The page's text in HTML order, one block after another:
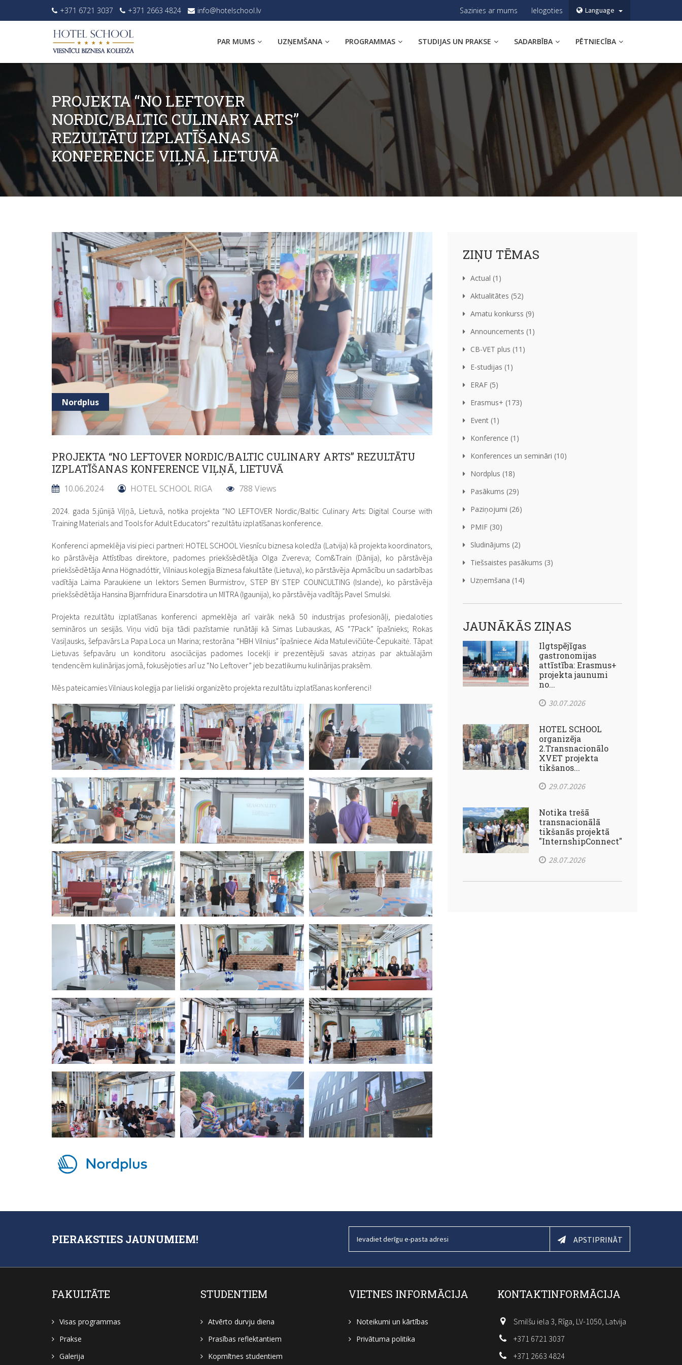
+371 6721 3037 +371 2663 4824 info@hotelschool.lv Language
Sazinies ar mums Ielogoties
PAR MUMS UZŅEMŠANA PROGRAMMAS STUDIJAS UN PRAKSE SADARBĪBA PĒTNIECĪBA
PROJEKTA “NO LEFTOVER
NORDIC/BALTIC CULINARY ARTS”
REZULTĀTU IZPLATĪŠANAS
KONFERENCE VIĻŅĀ, LIETUVĀ
Nordplus
PROJEKTA “NO LEFTOVER NORDIC/BALTIC CULINARY ARTS” REZULTĀTU
IZPLATĪŠANAS KONFERENCE VIĻŅĀ, LIETUVĀ
10.06.2024 HOTEL SCHOOL RIGA 788 Views
2024. gada 5.jūnijā Viļņā, Lietuvā, notika projekta “NO LEFTOVER Nordic/Baltic Culinary Arts: Digital Course with
Training Materials and Tools for Adult Educators” rezultātu izplatīšanas konference.
Konferenci apmeklēja visi pieci partneri: HOTEL SCHOOL Viesnīcu biznesa koledža (Latvija) kā projekta koordinators,
ko pārstāvēja Attīstības direktore, padomes priekšsēdētāja Olga Zvereva; Com&Train (Dānija), ko pārstāvēja
priekšsēdētāja Anna Högnadóttir, Vilniaus kolegija Biznesa fakultāte (Lietuva), ko pārstāvēja Apmācību un sadarbības
vadītāja Laima Paraukiene un lektors Semen Burmistrov, STEP BY STEP COUNCULTING (Islande), ko pārstāvēja
priekšsēdētāja Hansina Bjarnfridura Einarsdotira un MITRA (Igaunija), ko pārstāvēja vadītājs Pavel Smulski.
Projekta rezultātu izplatīšanas konferenci apmeklēja arī vairāk nekā 50 industrijas profesionāļi, piedaloties
semināros un sesijās. Viņu vidū bija tādi pazīstamie runātāji kā Simas Lubauskas, AS “7Pack” īpašnieks; Rokas
Vasiļausks, šefpavārs La Papa Loca un Marina; restorāna “HBH Vilnius” īpašniece Aida Matulevičiūte-Čepukaitė. Tāpat
Lietuvas šefpavāru un konditoru asociācijas padomes locekļi ir prezentējuši savas atziņas par aktuālajām
tendencēm kulinārijas jomā, fokusējoties arī uz “No Leftover” jeb bezatlikumu kulinārijas praksēm.
Mēs pateicamies Vilniaus kolegija par lieliski organizēto projekta rezultātu izplatīšanas konferenci!
ZIŅU TĒMAS
Actual (1)
Aktualitātes (52)
Amatu konkurss (9)
Announcements (1)
CB-VET plus (11)
E-studijas (1)
ERAF (5)
Erasmus+ (173)
Event (1)
Konference (1)
Konferences un semināri (10)
Nordplus (18)
Pasākums (29)
Paziņojumi (26)
PMIF (30)
Sludinājums (2)
Tiešsaistes pasākums (3)
Uzņemšana (14)
JAUNĀKĀS ZIŅAS
Ilgtspējīgas
gastronomijas
attīstība: Erasmus+
projekta jaunumi
no...
30.07.2026
HOTEL SCHOOL
organizēja
2.Transnacionālo
XVET projekta
tikšanos...
29.07.2026
Notika trešā
transnacionālā
tikšanās projektā
"InternshipConnect"
28.07.2026
PIERAKSTIES JAUNUMIEM! APSTIPRINĀT
FAKULTĀTE
Visas programmas
Prakse
Galerija
STUDENTIEM
Atvērto durvju diena
Prasības reflektantiem
Kopmītnes studentiem
VIETNES INFORMĀCIJA
Noteikumi un kārtības
Privātuma politika
KONTAKTINFORMĀCIJA
Smilšu iela 3, Rīga, LV-1050, Latvija
+371 6721 3037
+371 2663 4824